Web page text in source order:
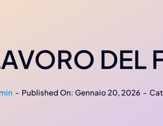
DEL
- Published On: Gennaio 20, 2026 -